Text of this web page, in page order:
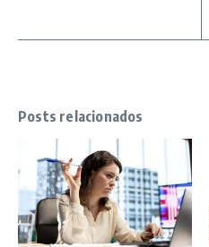
Posts relacionados